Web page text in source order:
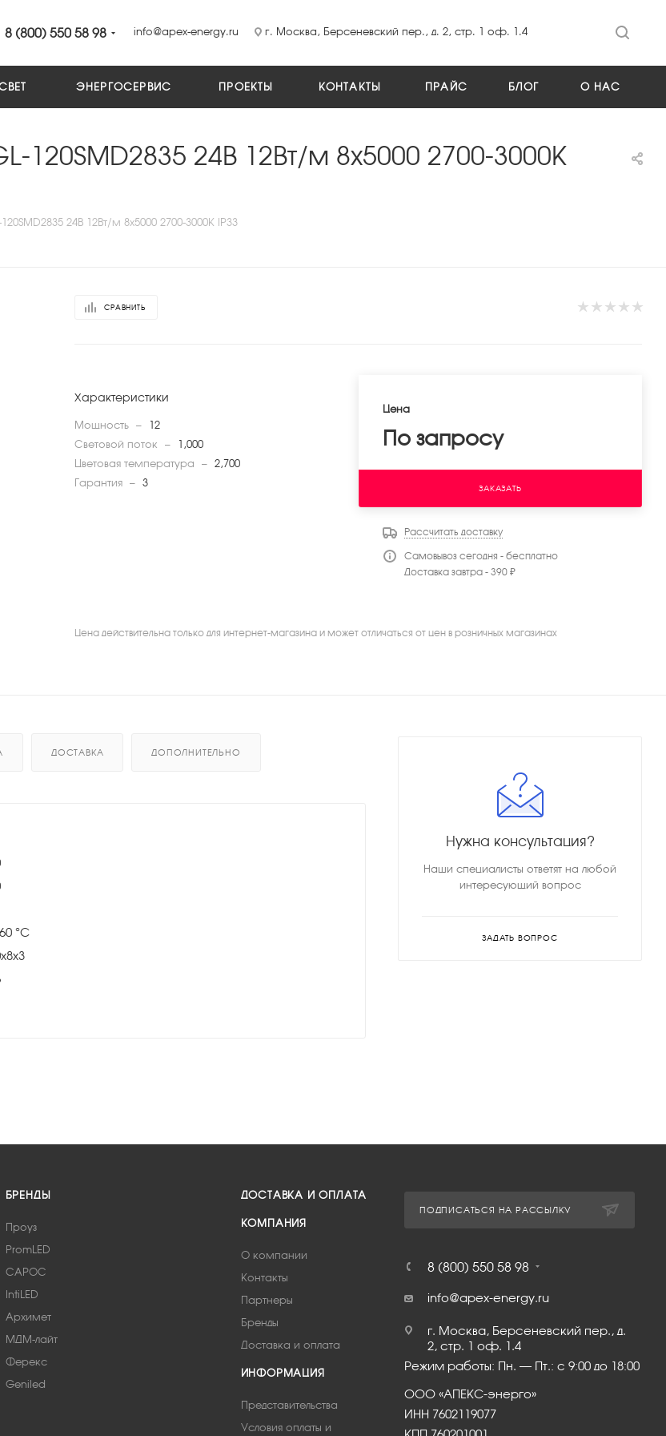
8 (800) 550 58 98 info@apex-energy.ru г. Москва, Берсеневский пер., д. 2, стр. 1 оф. 1.4
ЭНЕРГОСЕРВИС ПРОЕКТЫ КОНТАКТЫ ПРАЙС БЛОГ О НАС
120SMD2835 24В 12Вт/м 8х5000 2700-3000К
24В 12Вт/м 8х5000 2700-3000К IP33
СРАВНИТЬ
Характеристики
Мощность —
12
Световой поток
—
1,000
Цветовая температура
—
2,700
Гарантия
— 3
Цена
По запросу
ЗАКАЗАТЬ
Рассчитать доставку
Самовывоз сегодня - бесплатно
Доставка завтра - 390 ₽
Цена действительна только для интернет-магазина и может отличаться от цен в розничных магазинах
ДОСТАВКА ДОПОЛНИТЕЛЬНО
°C
Нужна консультация?
Наши специалисты ответят на любой
интересующий вопрос
ЗАДАТЬ ВОПРОС
БРЕНДЫ
Проуз
PromLED
САРОС
IntiLED
Архимет
МДМ-лайт
Ферекс
Geniled
ДОСТАВКА И ОПЛАТА
КОМПАНИЯ
О компании
Контакты
Партнеры
Бренды
Доставка и оплата
ИНФОРМАЦИЯ
Представительства
Условия оплаты и
ПОДПИСАТЬСЯ НА РАССЫЛКУ
8 (800) 550 58 98
info@apex-energy.ru
г. Москва, Берсеневский пер., д.
2, стр. 1 оф. 1.4
Режим работы: Пн. – Пт.: с 9:00 до 18:00
ООО «АПЕКС-энерго»
ИНН 7602119077